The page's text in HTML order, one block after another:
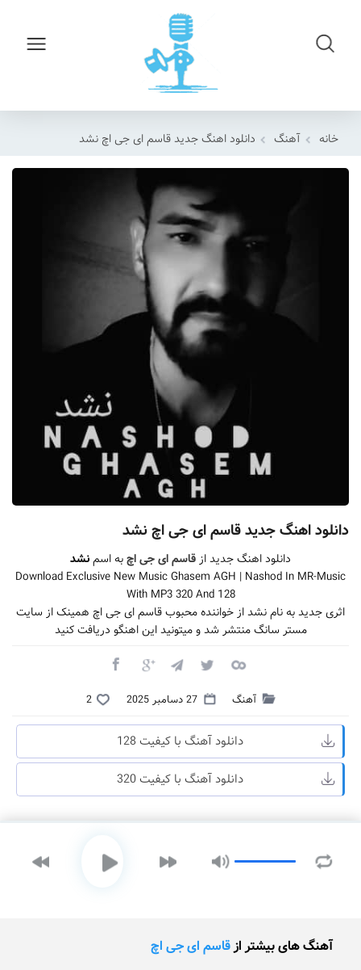
خانه آهنگ دانلود اهنگ جدید قاسم ای جی اچ نشد
دانلود اهنگ جدید قاسم ای جی اچ نشد
دانلود اهنگ جدید از قاسم ای جی اچبه اسمنشد
Download Exclusive New Music Ghasem AGH | Nashod In MR-Music
With MP3 320 And 128
اثری جدید به نام نشد از خواننده محبوب قاسم ای جی اچ همینک از سایت
مستر سانگ منتشر شد و میتونید این اهنگو دریافت کنید
آهنگ 27 دسامبر 2025 2
دانلود آهنگ با کیفیت 128
دانلود آهنگ با کیفیت 320
آهنگ های بیشتر ازقاسم ای جی اچ